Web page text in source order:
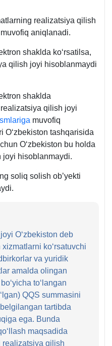
realizatsiya qilish
muvofiq aniqlanadi.
shaklda koʻrsatilsa,
qilish joyi hisoblanmaydi
shaklda
qilish joyi
muvofiq
Oʻzbekiston tashqarisida
Oʻzbekiston bu holda
joyi hisoblanmaydi.
soliq solish ob’yekti
Oʻzbekiston deb
koʻrsatuvchi
va yuridik
amalda olingan
toʻlangan
QQS summasini
belgilangan tartibda
ega. Bunda
maqsadida
realizatsiya qilish